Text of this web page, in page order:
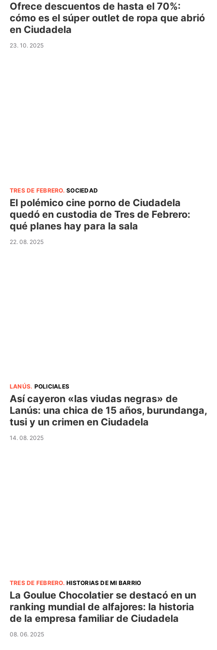
Ofrece descuentos de hasta el 70%:
cómo es el súper outlet de ropa que abrió
en Ciudadela
23. 10. 2025
TRES DE FEBRERO.SOCIEDAD
El polémico cine porno de Ciudadela
quedó en custodia de Tres de Febrero:
qué planes hay para la sala
22. 08. 2025
LANÚS. POLICIALES
Así cayeron «las viudas negras» de
Lanús: una chica de 15 años, burundanga,
tusi y un crimen en Ciudadela
14. 08. 2025
TRES DE FEBRERO.HISTORIAS DE MI BARRIO
La Goulue Chocolatier se destacó en un
ranking mundial de alfajores: la historia
de la empresa familiar de Ciudadela
08. 06. 2025